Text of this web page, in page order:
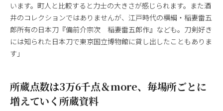
います。町人と比較すると力士の大きさが感じられます。また酒
井のコレクションではありませんが、江戸時代の横綱・稲妻雷五
郎所有の日本刀『備前介宗次 稲妻雷五郎作』なども。刀剣好き
には知られた日本刀で東京国立博物館に貸し出したこともありま
す」
所蔵点数は3万6千点＆more、毎場所ごとに
増えていく所蔵資料